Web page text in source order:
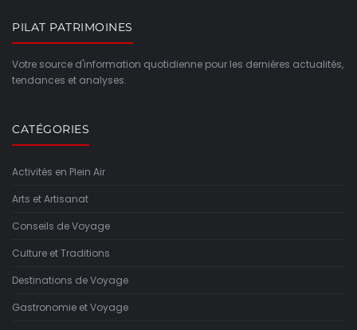
PILAT PATRIMOINES
Votre source d'information quotidienne pour les dernières actualités,
tendances et analyses.
CATÉGORIES
Activités en Plein Air
Arts et Artisanat
Conseils de Voyage
Culture et Traditions
Destinations de Voyage
Gastronomie et Voyage